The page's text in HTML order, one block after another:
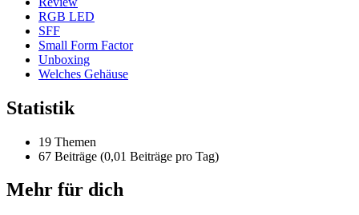
RGB LED
SFF
Small Form Factor
Unboxing
Welches Gehäuse
Statistik
19 Themen
67 Beiträge (0,01 Beiträge pro Tag)
Mehr für dich